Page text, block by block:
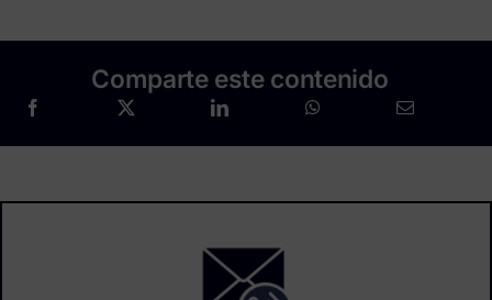
Comparte este contenido